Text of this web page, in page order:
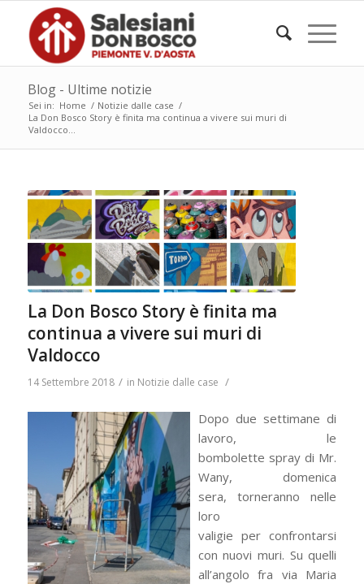
Blog - Ultime notizie
Sei in: Home / Notizie dalle case /
La Don Bosco Story è finita ma continua a vivere sui muri di
Valdocco...
La Don Bosco Story è finita ma
continua a vivere sui muri di
Valdocco
14 Settembre 2018 / in Notizie dalle case /
Dopo due settimane di
lavoro, le
bombolette spray di Mr.
Wany, domenica
sera, torneranno nelle
loro
valigie per confrontarsi
con nuovi muri. Su quelli
all’angolo fra via Maria